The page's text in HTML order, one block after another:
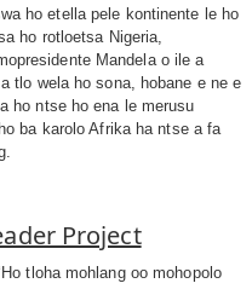
ho etella pele kontinente le ho
ho rotloetsa Nigeria,
Mandela o ile a
tlo wela ho sona, hobane e ne e
ho ntse ho ena le merusu
ba karolo Afrika ha ntse a fa
Project
tloha mohlang oo mohopolo